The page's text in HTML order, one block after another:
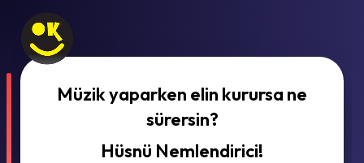
Müzik yaparken elin kurursa ne
sürersin?
Hüsnü Nemlendirici!